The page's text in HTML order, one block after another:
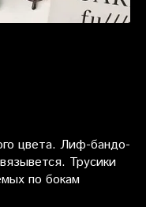
цвета. Лиф-бандо-
Трусики
по бокам